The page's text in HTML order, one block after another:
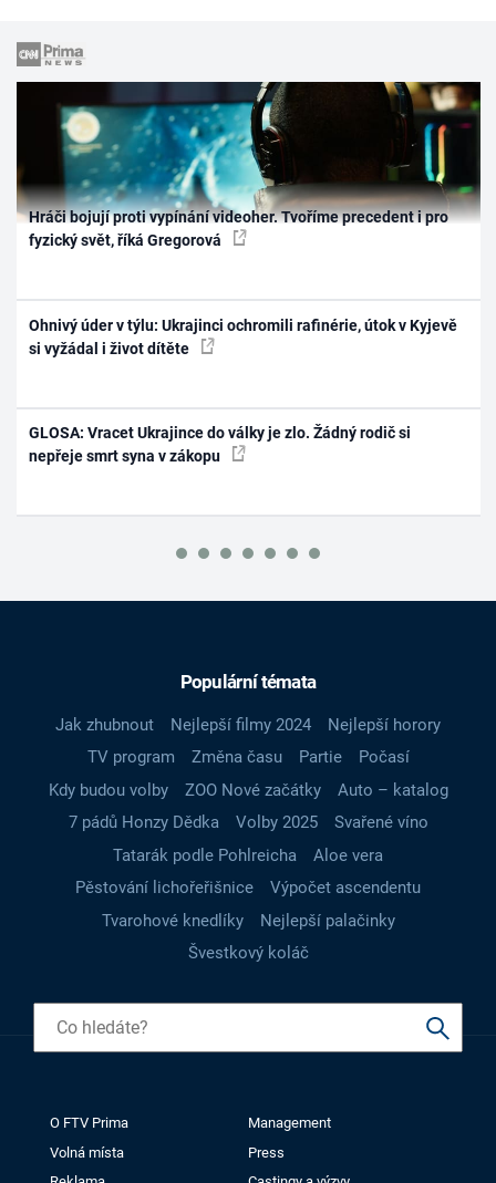
Hráči bojují proti vypínání videoher. Tvoříme precedent i pro
fyzický svět, říká Gregorová
Ohnivý úder v týlu: Ukrajinci ochromili rafinérie, útok v Kyjevě
si vyžádal i život dítěte
GLOSA: Vracet Ukrajince do války je zlo. Žádný rodič si
nepřeje smrt syna v zákopu
Populární témata
Jak zhubnout Nejlepší filmy 2024
Nejlepší horory
TV program
Změna času Partie
Počasí
Kdy budou volby
ZOO Nové začátky
Auto – katalog
7 pádů Honzy Dědka
Volby 2025
Svařené víno
Tatarák podle Pohlreicha
Aloe vera
Pěstování lichořeřišnice
Výpočet ascendentu
Tvarohové knedlíky
Nejlepší palačinky
Švestkový koláč
O FTV Prima
Management
Volná místa
Press